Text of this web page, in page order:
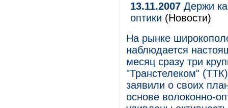
13.11.2007 Держи
оптики (Новости)
На рынке
наблюдается
месяц сразу три
"Транстелеком"
заявили о своих
основе волоконно-